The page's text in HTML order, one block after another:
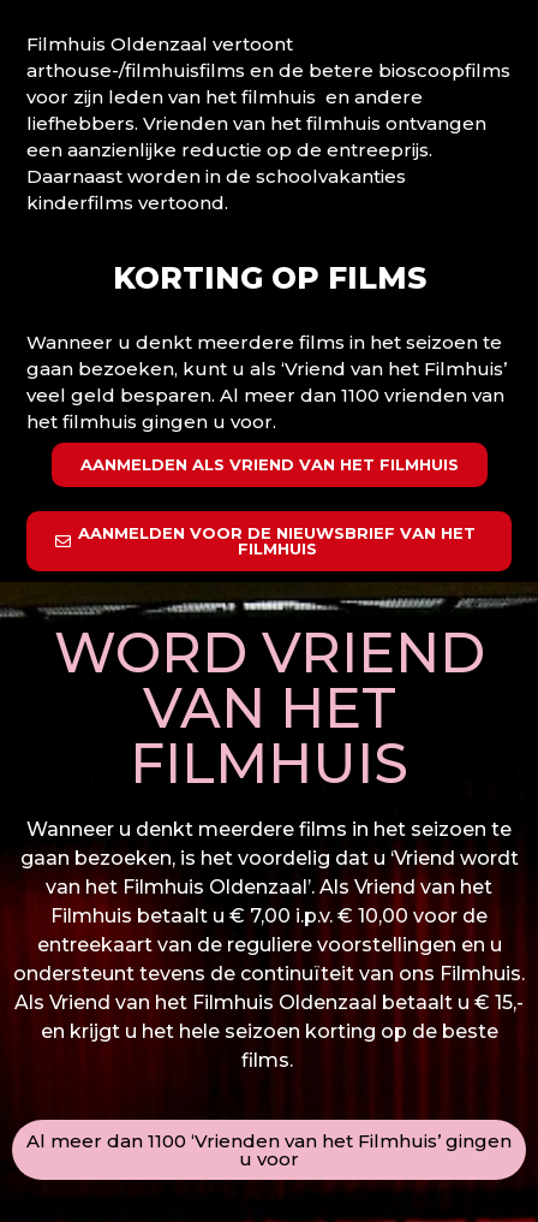
Filmhuis Oldenzaal vertoont
arthouse-/filmhuisfilms en de betere bioscoopfilms
voor zijn leden van het filmhuis en andere
liefhebbers. Vrienden van het filmhuis ontvangen
een aanzienlijke reductie op de entreeprijs.
Daarnaast worden in de schoolvakanties
kinderfilms vertoond.
KORTING OP FILMS
Wanneer u denkt meerdere films in het seizoen te
gaan bezoeken, kunt u als ‘Vriend van het Filmhuis’
veel geld besparen. Al meer dan 1100 vrienden van
het filmhuis gingen u voor.
AANMELDEN ALS VRIEND VAN HET FILMHUIS
AANMELDEN VOOR DE NIEUWSBRIEF VAN HET
FILMHUIS
WORD VRIEND
VAN HET
FILMHUIS
Wanneer u denkt meerdere films in het seizoen te
gaan bezoeken, is het voordelig dat u ‘Vriend wordt
van het Filmhuis Oldenzaal’. Als Vriend van het
Filmhuis betaalt u € 7,00 i.p.v. € 10,00 voor de
entreekaart van de reguliere voorstellingen en u
ondersteunt tevens de continuïteit van ons Filmhuis.
Als Vriend van het Filmhuis Oldenzaal betaalt u € 15,-
en krijgt u het hele seizoen korting op de beste
films.
Al meer dan 1100 ‘Vrienden van het Filmhuis’ gingen
u voor